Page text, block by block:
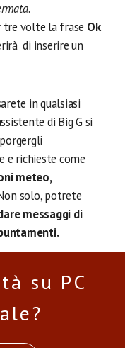
.
tre volte la frase Ok
di inserire un
in qualsiasi
di Big G si
e richieste come
meteo,
solo, potrete
messaggi di
su PC